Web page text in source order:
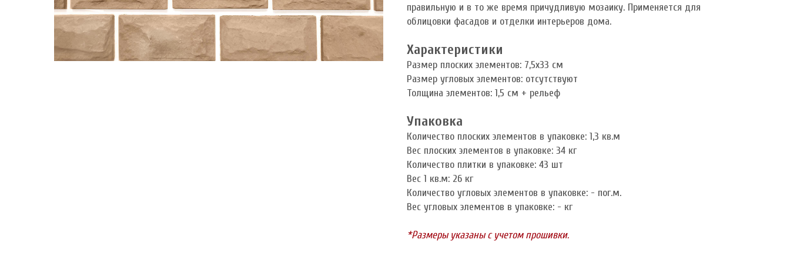
правильную и в то же время причудливую мозаику. Применяется для
облицовки фасадов и отделки интерьеров дома.
Характеристики
Размер плоских элементов: 7,5x33 см
Размер угловых элементов: отсутствуют
Толщина элементов: 1,5 см + рельеф
Упаковка
Количество плоских элементов в упаковке: 1,3 кв.м
Вес плоских элементов в упаковке: 34 кг
Количество плитки в упаковке: 43 шт
Вес 1 кв.м: 26 кг
Количество угловых элементов в упаковке: - пог.м.
Вес угловых элементов в упаковке: - кг
*Размеры указаны с учетом прошивки.